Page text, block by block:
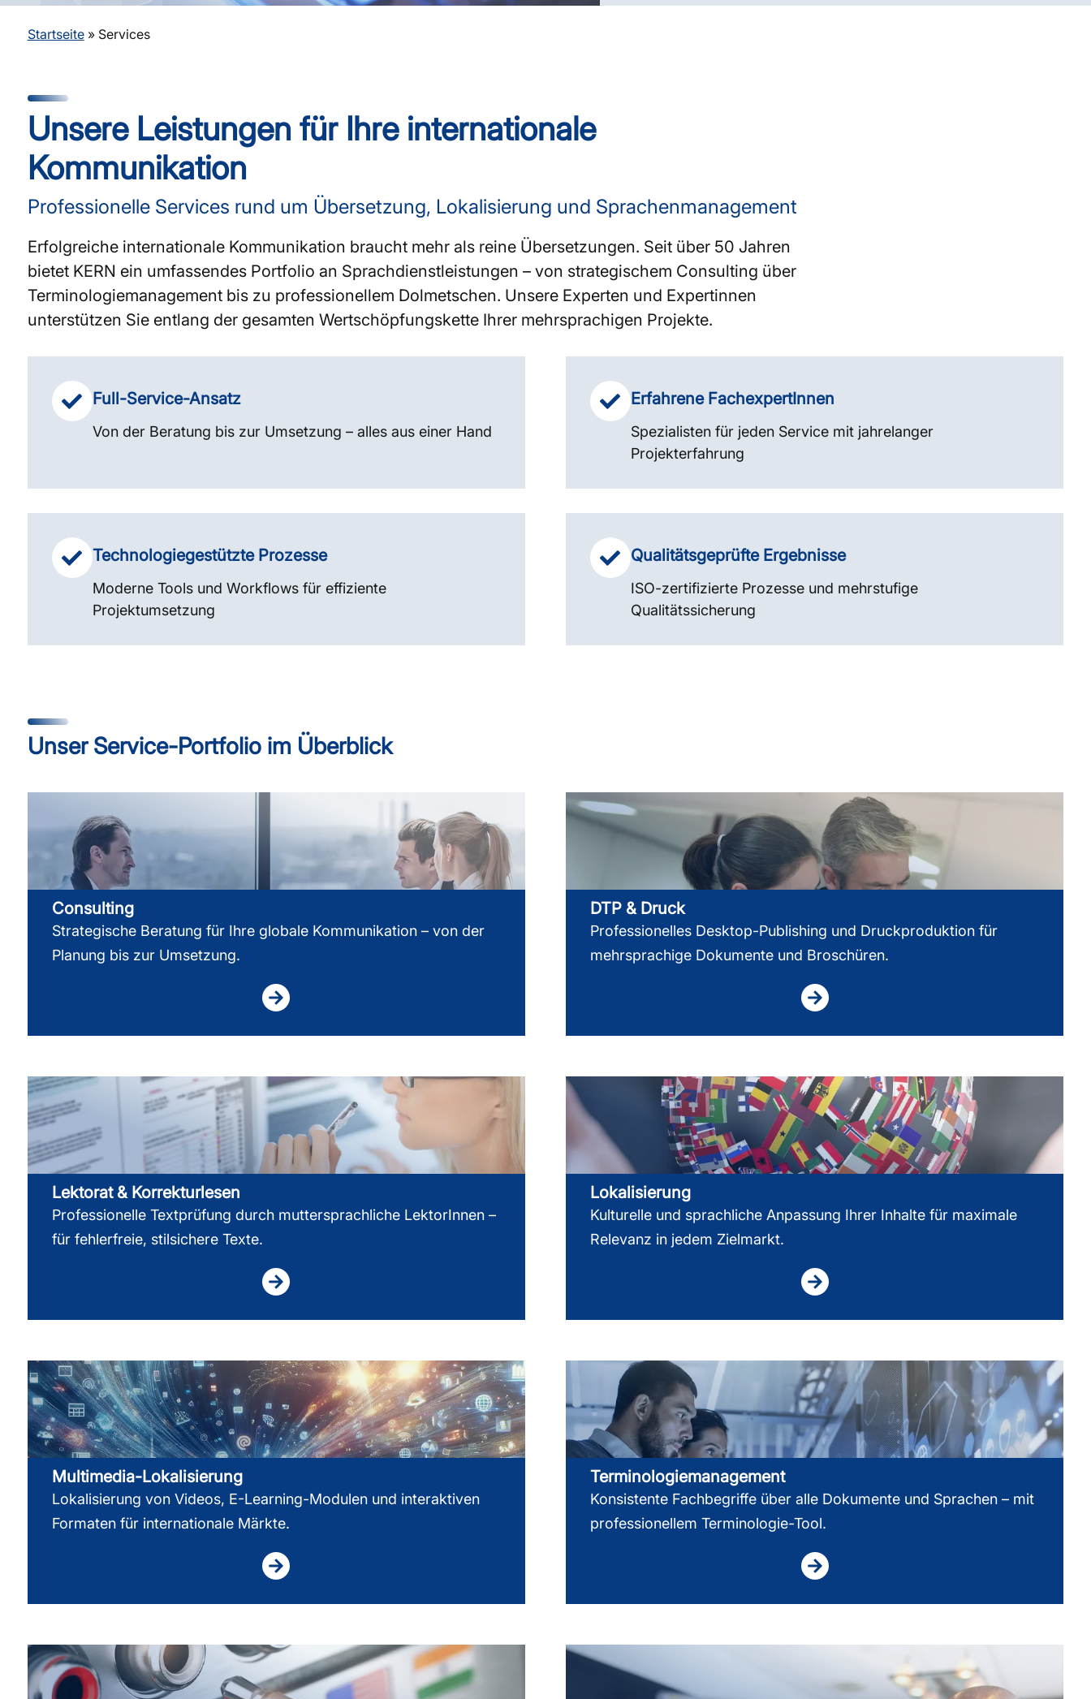
Startseite» Services
Unsere Leistungen für Ihre internationale
Kommunikation
Professionelle Services rund um Übersetzung, Lokalisierung und Sprachenmanagement
Erfolgreiche internationale Kommunikation braucht mehr als reine Übersetzungen. Seit über 50 Jahren
bietet KERN ein umfassendes Portfolio an Sprachdienstleistungen – von strategischem Consulting über
Terminologiemanagement bis zu professionellem Dolmetschen. Unsere Experten und Expertinnen
unterstützen Sie entlang der gesamten Wertschöpfungskette Ihrer mehrsprachigen Projekte.
Full-Service-Ansatz
Von der Beratung bis zur Umsetzung – alles aus einer Hand
Erfahrene FachexpertInnen
Spezialisten für jeden Service mit jahrelanger
Projekterfahrung
Technologiegestützte Prozesse
Moderne Tools und Workflows für effiziente
Projektumsetzung
Qualitätsgeprüfte Ergebnisse
ISO-zertifizierte Prozesse und mehrstufige
Qualitätssicherung
Unser Service-Portfolio im Überblick
Consulting
Strategische Beratung für Ihre globale Kommunikation – von der
Planung bis zur Umsetzung.
DTP & Druck
Professionelles Desktop-Publishing und Druckproduktion für
mehrsprachige Dokumente und Broschüren.
Lektorat & Korrekturlesen
Professionelle Textprüfung durch muttersprachliche LektorInnen –
für fehlerfreie, stilsichere Texte.
Lokalisierung
Kulturelle und sprachliche Anpassung Ihrer Inhalte für maximale
Relevanz in jedem Zielmarkt.
Multimedia-Lokalisierung
Lokalisierung von Videos, E-Learning-Modulen und interaktiven
Formaten für internationale Märkte.
Terminologie­management
Konsistente Fachbegriffe über alle Dokumente und Sprachen – mit
professionellem Terminologie-Tool.